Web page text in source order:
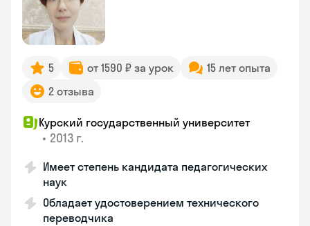
5 от 1590 ₽ за урок
15 лет опыта
2 отзыва
Курский государственный университет
• 2013 г.
Имеет степень кандидата педагогических
наук
Обладает удостоверением технического
переводчика